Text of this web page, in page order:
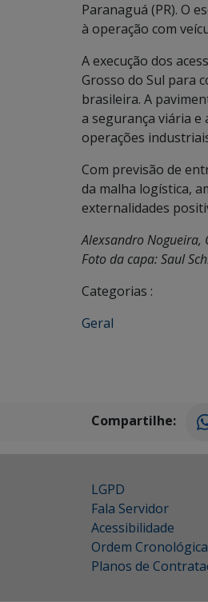
Paranaguá (PR). O
à operação com
A execução dos
Grosso do Sul para
brasileira. A
a segurança viária
operações
Com previsão de
da malha logística,
externalidades
Alexsandro Nogueira,
Foto da capa: Saul
Categorias :
Geral
Compartilhe:
LGPD
Fala Servidor
Acessibilidade
Ordem
Planos de